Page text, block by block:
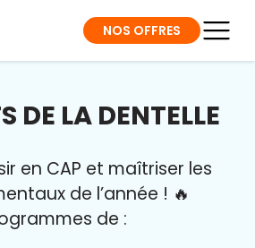
NOS OFFRES
DE LA DENTELLE
en CAP et maîtriser les
de l’année ! 🔥
de :